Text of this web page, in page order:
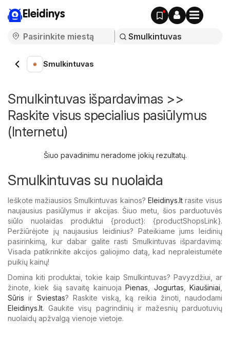
Eleidinys
Smulkintuvas
Smulkintuvas išpardavimas >>
Raskite visus specialius pasiūlymus
(Internetu)
Šiuo pavadinimu neradome jokių rezultatų.
Smulkintuvas su nuolaida
Ieškote mažiausios Smulkintuvas kainos? Eleidinys.ltrasite visus
naujausius pasiūlymus ir akcijas. Šiuo metu, šios parduotuvės
siūlo nuolaidas produktui {​product}: {​productShopsLink}.
Peržiūrėjote jų naujausius leidinius? Pateikiame jums leidinių
pasirinkimą, kur dabar galite rasti Smulkintuvas išpardavimą:
Visada patikrinkite akcijos galiojimo datą, kad nepraleistumėte
puikių kainų!
Domina kiti produktai, tokie kaip Smulkintuvas? Pavyzdžiui, ar
žinote, kiek šią savaitę kainuojaPienas Jogurtas ,Kiaušiniai
Sūris ir Sviestas? Raskite viską, ką reikia žinoti, naudodami
Eleidinys.lt. Gaukite visų pagrindinių ir mažesnių parduotuvių
nuolaidų apžvalgą vienoje vietoje.